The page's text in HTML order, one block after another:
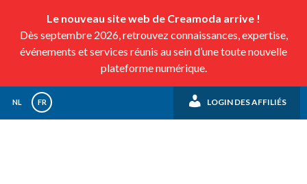
Le nouveau site web de Creamoda arrive !
Dès septembre 2026, retrouvez connaissances, expertise,
événements et services réunis au sein d’une toute nouvelle
plateforme numérique.
NL FR LOGIN DES AFFILIÉS